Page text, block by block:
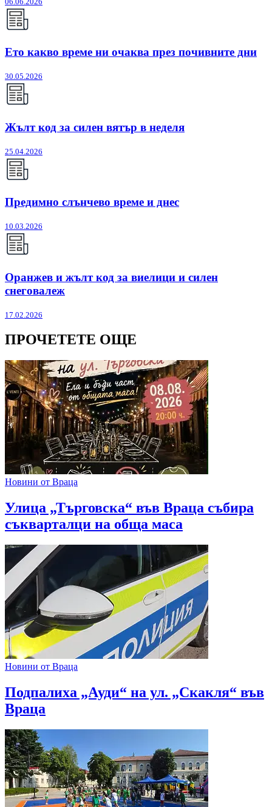
Ето какво време ни очаква през почивните дни
30.05.2026
Жълт код за силен вятър в неделя
25.04.2026
Предимно слънчево време и днес
10.03.2026
Оранжев и жълт код за виелици и силен
снеговалеж
17.02.2026
ПРОЧЕТЕТЕ ОЩЕ
Новини от Враца
Улица „Търговска“ във Враца събира
съкварталци на обща маса
Новини от Враца
Подпалиха „Ауди“ на ул. „Скакля“ във
Враца